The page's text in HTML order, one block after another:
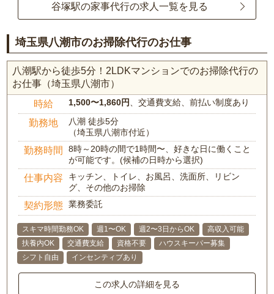
谷塚駅の家事代行の求人一覧を見る
埼玉県八潮市のお掃除代行のお仕事
八潮駅から徒歩5分！2LDKマンションでのお掃除代行の
お仕事（埼玉県八潮市）
時給 1,500〜1,860円 、交通費支給、前払い制度あり
勤務地
八潮 徒歩5分
（埼玉県八潮市付近）
勤務時間
8時～20時の間で1時間〜、好きな日に働くこと
が可能です。(候補の日時から選択)
仕事内容
キッチン、トイレ、お風呂、洗面所、リビン
グ、その他のお掃除
契約形態 業務委託
スキマ時間勤務OK 週1〜OK 週2〜3日からOK
高収入可能
扶養内OK
交通費支給 資格不要
ハウスキーパー募集
シフト自由
インセンティブあり
この求人の詳細を見る